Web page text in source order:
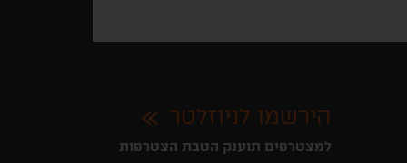
הירשמו לניוזלטר
למצטרפים תוענק הטבת הצטרפות